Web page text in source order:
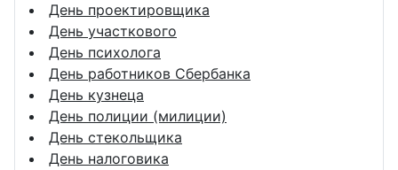
День проектировщика
День участкового
День психолога
День работников Сбербанка
День кузнеца
День полиции (милиции)
День стекольщика
День налоговика